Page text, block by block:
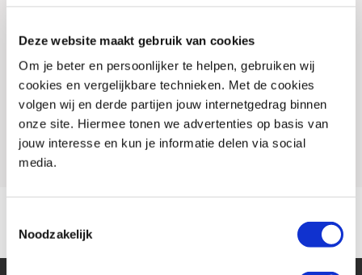
Deze website maakt gebruik van cookies
Om je beter en persoonlijker te helpen, gebruiken wij
cookies en vergelijkbare technieken. Met de cookies
volgen wij en derde partijen jouw internetgedrag binnen
onze site. Hiermee tonen we advertenties op basis van
jouw interesse en kun je informatie delen via social
media.
Noodzakelijk
Bouwjaar
2026
Vestiging
Assen
Conditie
Nieuw
Rijbewijs type
A1
Model
DAX 125